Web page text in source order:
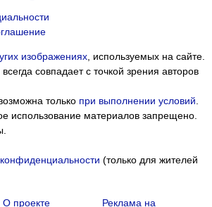
изображениях, используемых на сайте.
совпадает с точкой зрения авторов
только при выполнении условий
использование материалов запрещено.
(только для жителей
О проекте Реклама на